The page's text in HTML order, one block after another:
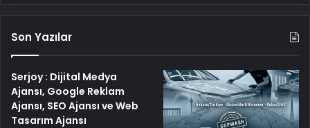
Son Yazılar
Serjoy : Dijital Medya
Ajansı, Google Reklam
Ajansı, SEO Ajansı ve Web
Tasarım Ajansı